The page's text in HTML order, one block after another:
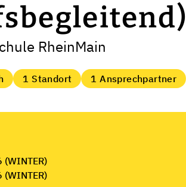
RheinMain
1 Standort 1 Ansprechpartner